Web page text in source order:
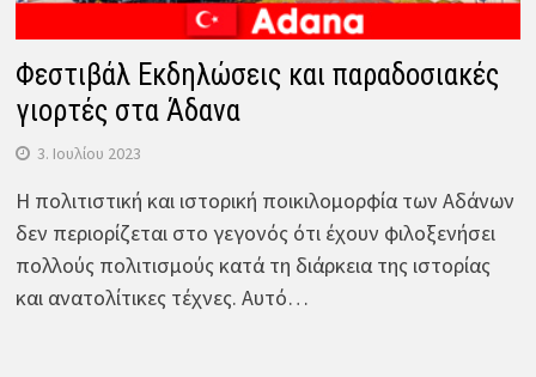
Φεστιβάλ Εκδηλώσεις και παραδοσιακές
γιορτές στα Άδανα
3. Ιουλίου 2023
Η πολιτιστική και ιστορική ποικιλομορφία των Αδάνων
δεν περιορίζεται στο γεγονός ότι έχουν φιλοξενήσει
πολλούς πολιτισμούς κατά τη διάρκεια της ιστορίας
και ανατολίτικες τέχνες. Αυτό…